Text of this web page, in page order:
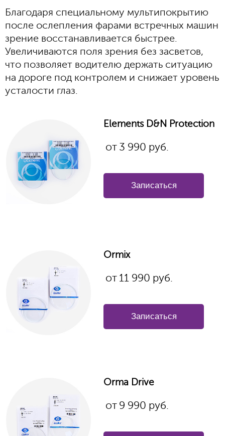
Благодаря специальному мультипокрытию
после ослепления фарами встречных машин
зрение восстанавливается быстрее.
Увеличиваются поля зрения без засветов,
что позволяет водителю держать ситуацию
на дороге под контролем и снижает уровень
усталости глаз.
Elements D&N Protection
от 3 990 руб.
Записаться
Ormix
от 11 990 руб.
Записаться
Orma Drive
от 9 990 руб.